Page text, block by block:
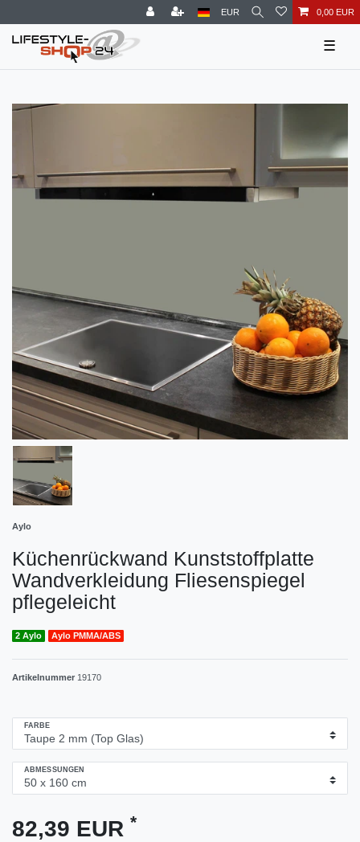
EUR 0,00 EUR
☰
Aylo
Küchenrückwand Kunststoffplatte
Wandverkleidung Fliesenspiegel
pflegeleicht
2 Aylo Aylo PMMA/ABS
Artikelnummer 19170
FARBE
ABMESSUNGEN
82,39 EUR *